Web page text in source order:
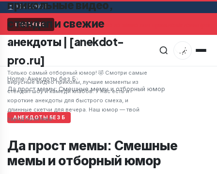
06.08.2026
BREAKINGМужчина в супермаркете заметил привлекательную
прикольные видео,
стендап и свежие
анекдоты | [anekdot-
pro.ru]
Только самый отборный юмор! 🤣 Смотри самые
вирусные видео приколы, лучшие моменты из
стендап шоу и камеди клабов. У нас есть и
короткие анекдоты для быстрого смеха, и
длинные скетчи для вечера. Наш юмор — твой
заряд позитива!
Home›Анекдоты без Б›
Да прост мемы: Смешные мемы и отборный юмор
АНЕКДОТЫ БЕЗ Б
Да прост мемы: Смешные
мемы и отборный юмор